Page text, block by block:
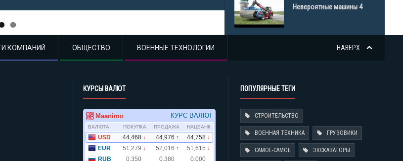
Невероятные машины 4
НАВЕРХ
КОМПАНИЙ ОБЩЕСТВО ВОЕННЫЕ ТЕХНОЛОГИИ
КУРСЫ ВАЛЮТ ПОПУЛЯРНЫЕ ТЕГИ
СТРОИТЕЛЬСТВО
ВОЕННАЯ ТЕХНИКА ГРУЗОВИКИ
САМОЕ-САМОЕ ЭКСКАВАТОРЫ